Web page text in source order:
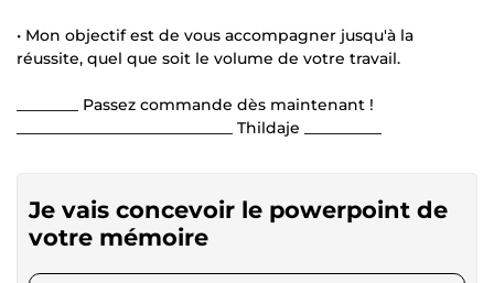
• Mon objectif est de vous accompagner jusqu'à la
réussite, quel que soit le volume de votre travail.
________ Passez commande dès maintenant !
____________________________ Thildaje __________
Je vais concevoir le powerpoint de
votre mémoire